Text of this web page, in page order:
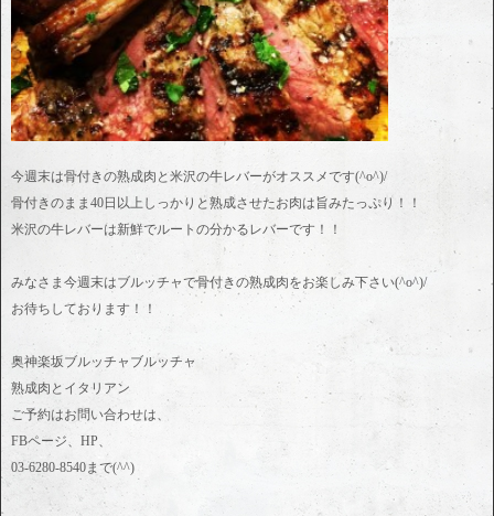
今週末は骨付きの熟成肉と米沢の牛レバーがオススメです(^o^)/
骨付きのまま40日以上しっかりと熟成させたお肉は旨みたっぷり！！
米沢の牛レバーは新鮮でルートの分かるレバーです！！
みなさま今週末はブルッチャで骨付きの熟成肉をお楽しみ下さい(^o^)/
お待ちしております！！
奥神楽坂ブルッチャブルッチャ
熟成肉とイタリアン
ご予約はお問い合わせは、
FBページ、HP、
03-6280-8540まで(^^)